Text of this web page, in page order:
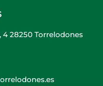
4 28250 Torrelodones